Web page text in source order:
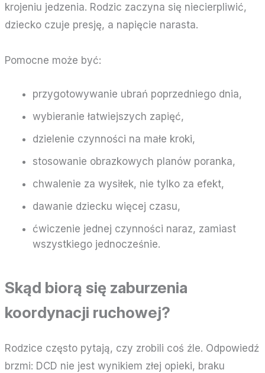
krojeniu jedzenia. Rodzic zaczyna się niecierpliwić,
dziecko czuje presję, a napięcie narasta.
Pomocne może być:
przygotowywanie ubrań poprzedniego dnia,
wybieranie łatwiejszych zapięć,
dzielenie czynności na małe kroki,
stosowanie obrazkowych planów poranka,
chwalenie za wysiłek, nie tylko za efekt,
dawanie dziecku więcej czasu,
ćwiczenie jednej czynności naraz, zamiast
wszystkiego jednocześnie.
Skąd biorą się zaburzenia
koordynacji ruchowej?
Rodzice często pytają, czy zrobili coś źle. Odpowiedź
brzmi: DCD nie jest wynikiem złej opieki, braku